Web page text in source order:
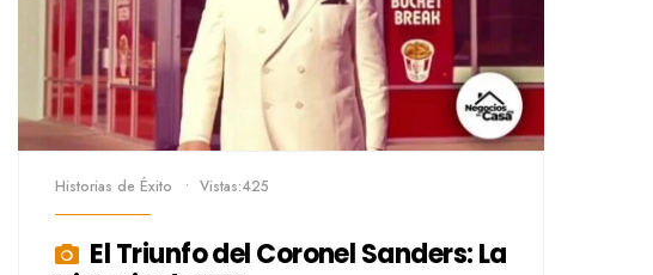
Historias de Éxito • Vistas:425
El Triunfo del Coronel Sanders: La